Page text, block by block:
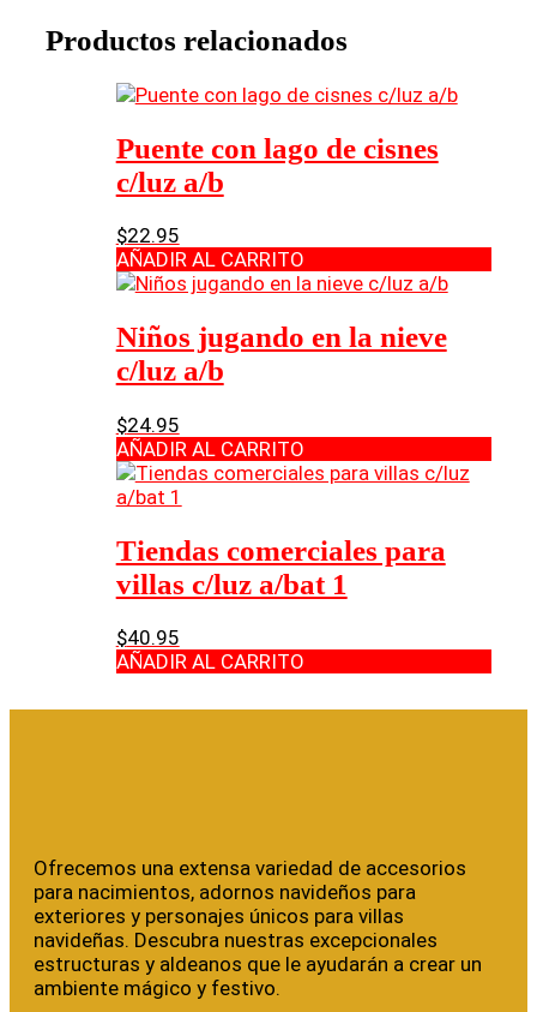
Productos relacionados
Puente con lago de cisnes
c/luz a/b
$22.95
AÑADIR AL CARRITO
Niños jugando en la nieve
c/luz a/b
$24.95
AÑADIR AL CARRITO
Tiendas comerciales para
villas c/luz a/bat 1
$40.95
AÑADIR AL CARRITO
Ofrecemos una extensa variedad de accesorios
para nacimientos, adornos navideños para
exteriores y personajes únicos para villas
navideñas. Descubra nuestras excepcionales
estructuras y aldeanos que le ayudarán a crear un
ambiente mágico y festivo.